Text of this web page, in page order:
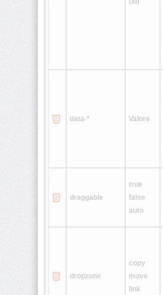
<font>
<head>
<hr>
data-* Valore
draggable
true
false
auto
dropzone
copy
move
link